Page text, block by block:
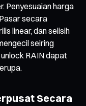
Penyesuaian harga
secara
linear, dan selisih
seiring
RAIN dapat
Secara